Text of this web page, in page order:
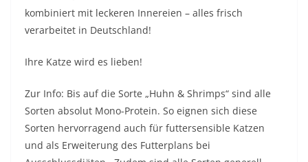
kombiniert mit leckeren Innereien – alles frisch
verarbeitet in Deutschland!
Ihre Katze wird es lieben!
Zur Info: Bis auf die Sorte „Huhn & Shrimps“ sind alle
Sorten absolut Mono-Protein. So eignen sich diese
Sorten hervorragend auch für futtersensible Katzen
und als Erweiterung des Futterplans bei